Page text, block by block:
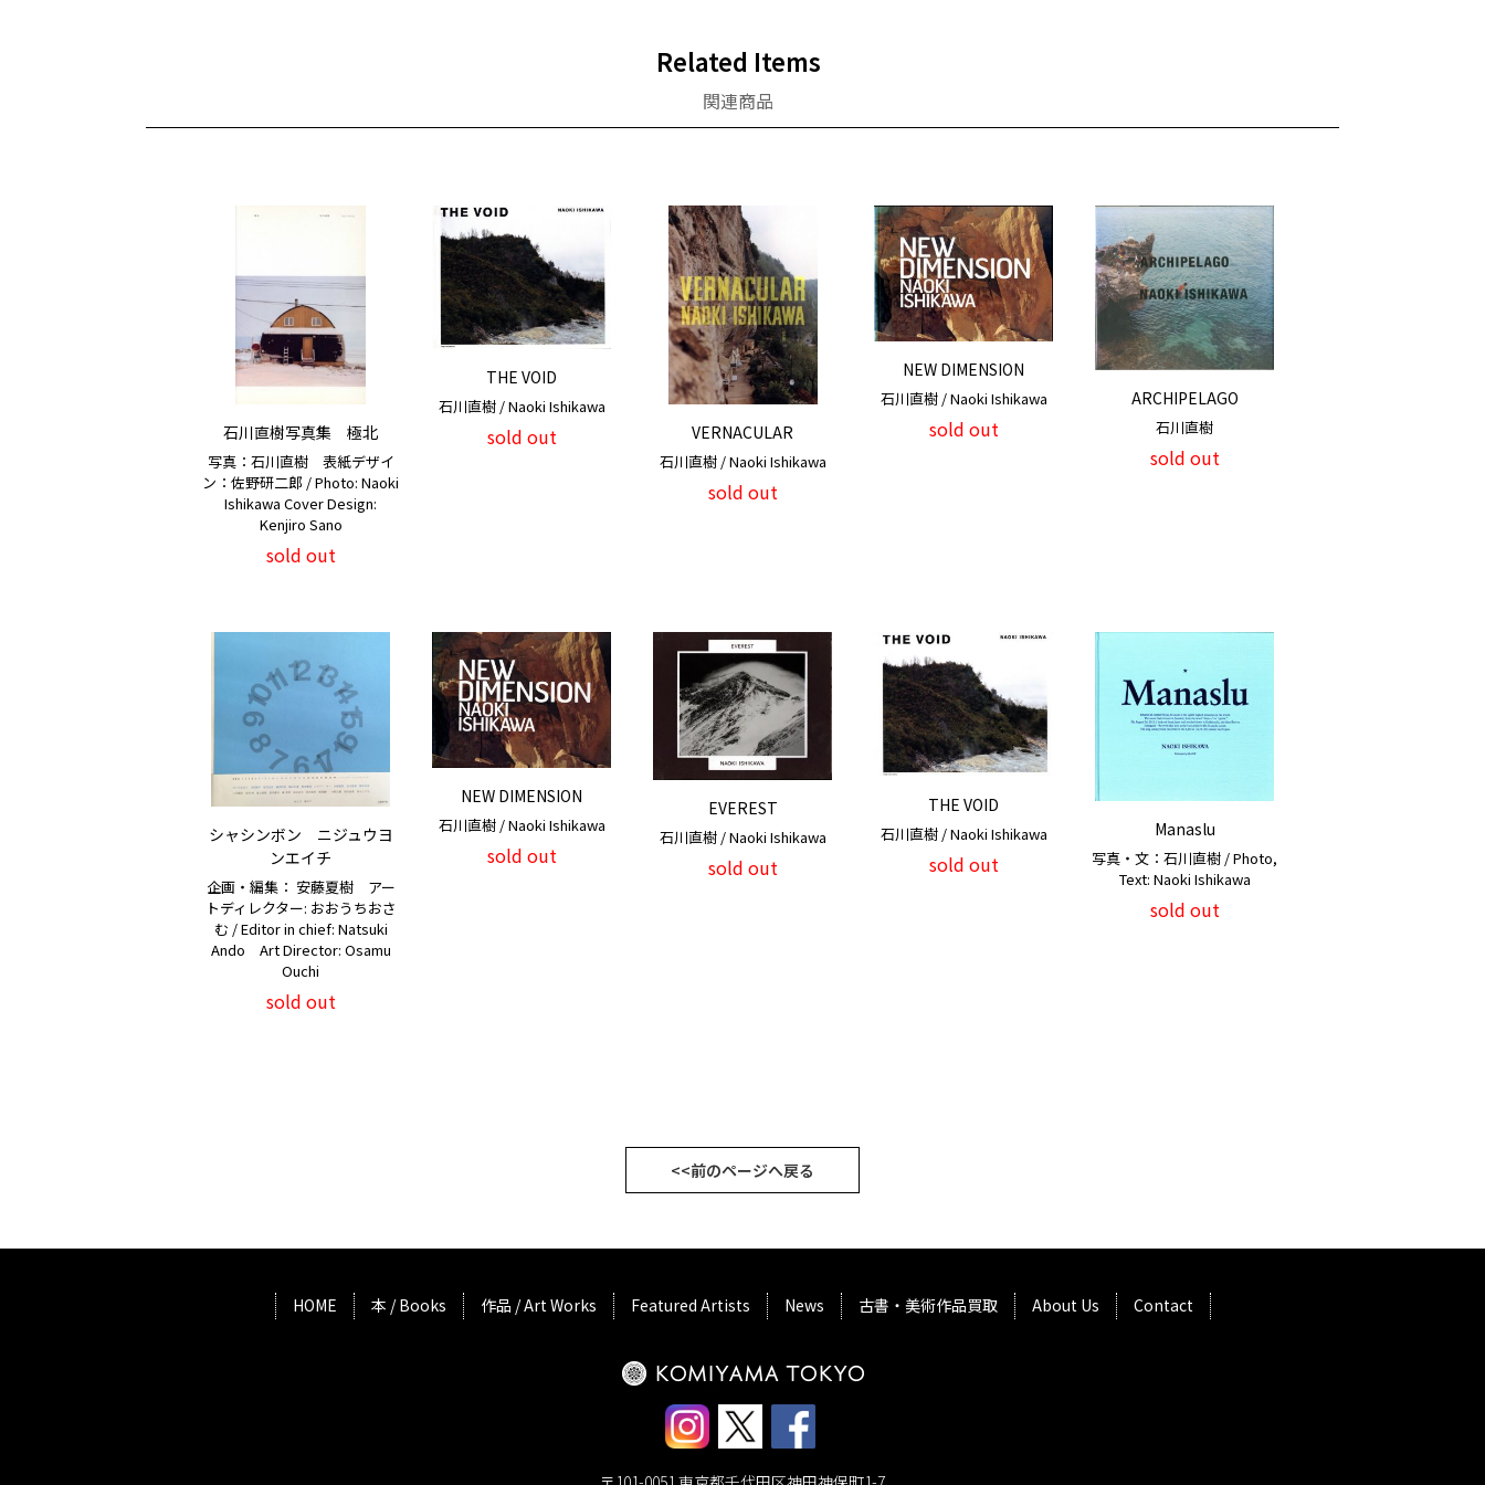
Related Items
関連商品
石川直樹写真集 極北
写真：石川直樹 表紙デザイ
ン：佐野研二郎 / Photo: Naoki
Ishikawa Cover Design:
Kenjiro Sano
sold out
THE VOID
石川直樹 / Naoki Ishikawa
sold out VERNACULAR
石川直樹 / Naoki Ishikawa
sold out
NEW DIMENSION
石川直樹 / Naoki Ishikawa
sold out
ARCHIPELAGO
石川直樹
sold out
シャシンボン ニジュウヨ
ンエイチ
企画・編集： 安藤夏樹 アー
トディレクター: おおうちおさ
む / Editor in chief: Natsuki
Ando Art Director: Osamu
Ouchi
sold out
NEW DIMENSION
石川直樹 / Naoki Ishikawa
sold out
EVEREST
石川直樹 / Naoki Ishikawa
sold out
THE VOID
石川直樹 / Naoki Ishikawa
sold out
Manaslu
写真・文：石川直樹 / Photo,
Text: Naoki Ishikawa
sold out
<<前のページへ戻る
HOME 本 / Books 作品 / Art Works Featured Artists News 古書・美術作品買取 About Us Contact